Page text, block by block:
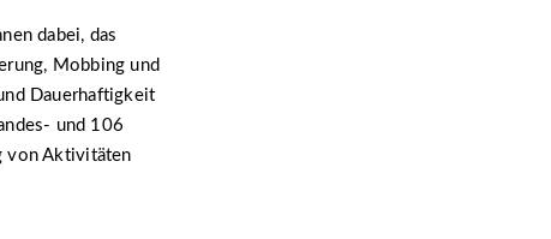
dabei, das
Mobbing und
Dauerhaftigkeit
und 106
von Aktivitäten